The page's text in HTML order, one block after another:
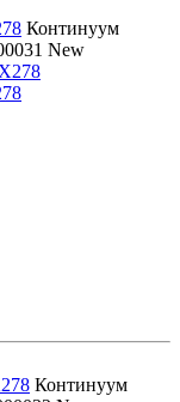
Континуум
New
Континуум